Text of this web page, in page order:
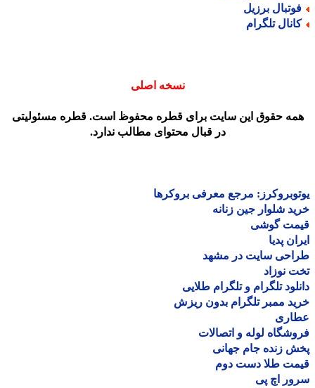
برزیل
تلگرام
نسخه اصلی
حقوق این سایت برای قطره محفوظ است. قطره مسئولیتی
در قبال محتوای مطالب ندارد.
مرجع معرفی بروکرها
شلوار جین زنانه
گوشی
پدیا
سایت در مشهد
نوزاد
تلگرام و تلگرام طلایی
ممبر تلگرام بدون ریزش
لوله و اتصالات
زنده جام جهانی
طلا دست دوم
اچ پی